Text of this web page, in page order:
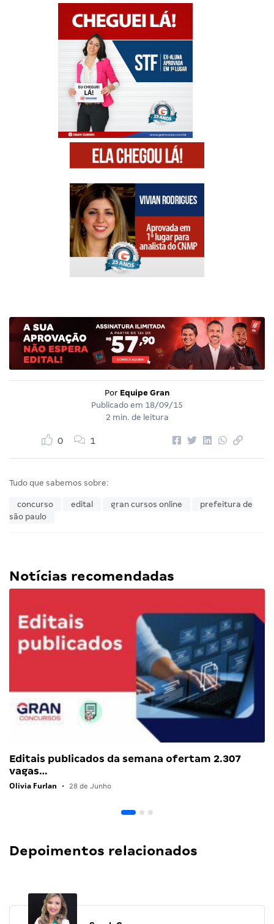
Por Equipe Gran
Publicado em 18/09/15
2 min. de leitura
0 1
Tudo que sabemos sobre:
concurso edital gran cursos online
prefeitura de
são paulo
Notícias recomendadas
Editais publicados da semana ofertam 2.307
vagas…
Olivia Furlan • 28 de Junho
Depoimentos relacionados